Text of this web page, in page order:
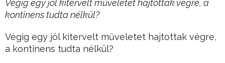
Végig egy jól kitervelt műveletet hajtottak végre, a
kontinens tudta nélkül?
Végig egy jól kitervelt műveletet hajtottak végre,
a kontinens tudta nélkül?